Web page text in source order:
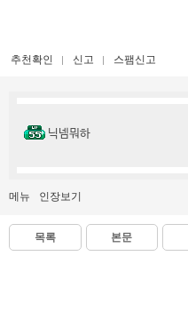
추천확인 신고 스팸신고
닉넴뭐하
메뉴 인장보기
목록 본문